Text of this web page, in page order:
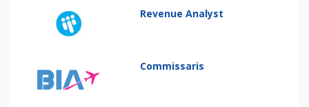
Revenue Analyst
Commissaris